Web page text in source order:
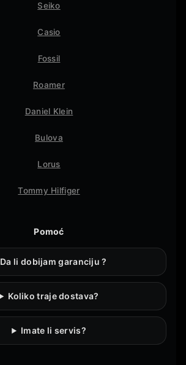
Seiko
Casio
Fossil
Roamer
Daniel Klein
Bulova
Lorus
Tommy Hilfiger
Pomoć
Da li dobijam garanciju ?
Koliko traje dostava?
Imate li servis?